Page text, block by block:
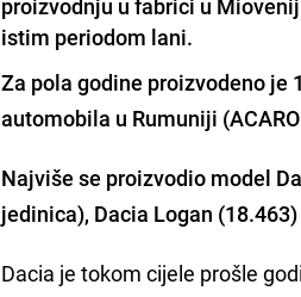
istim periodom lani.
Za pola godine proizvodeno je
automobila u Rumuniji
Najviše se proizvodio model
jedinica), Dacia Logan
Dacia je tokom cijele prošle